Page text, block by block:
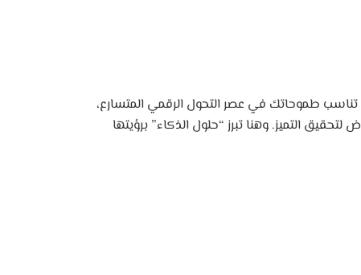
تناسب طموحاتك في عصر التحول الرقمي المتسارع،
التميز. وهنا تبرز “حلول الذكاء” برؤيتها